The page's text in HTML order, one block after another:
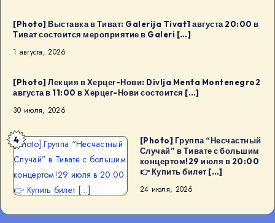
[Photo] Выставка в Тиват: Galerija Tivat1 августа 20:00 в
Тиват состоится мероприятие в Galeri […]
1 августа, 2026
[Photo] Лекция в Херцег-Нови: Divlja Menta Montenegro2
августа в 11:00 в Херцег-Нови состоится […]
30 июля, 2026
[Photo] Группа “Несчастный
Случай” в Тивате с большим
концертом!29 июля в 20:00
👉 Купить билет […]
4
[Photo] Группа “Несчастный
Случай” в Тивате с большим
концертом!29 июля в 20:00
👉 Купить билет […]
24 июля, 2026